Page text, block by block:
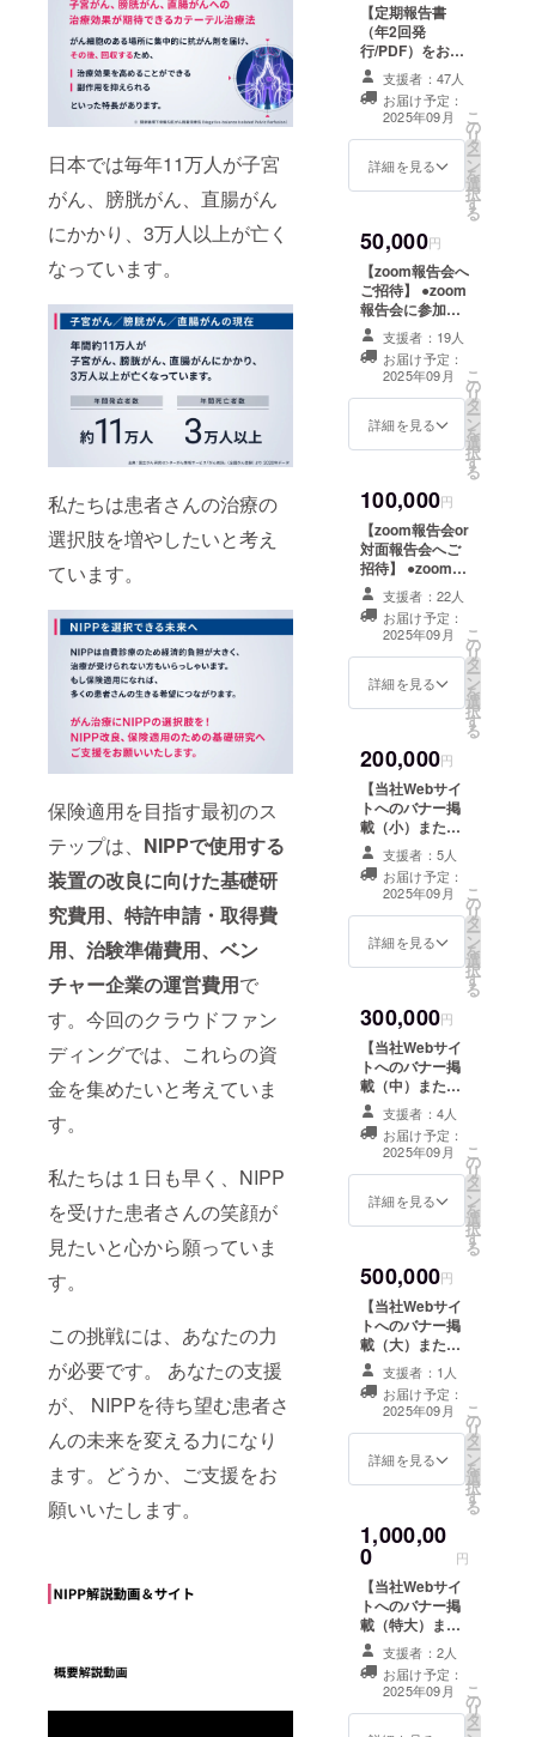
日本では毎年11万人が子宮
がん、膀胱がん、直腸がん
にかかり、3万人以上が亡く
なっています。
私たちは患者さんの治療の
選択肢を増やしたいと考え
ています。
保険適用を目指す最初のス
テップは、 NIPPで使用する
装置の改良に向けた基礎研
究費用、特許申請・取得費
用、治験準備費用、ベン
チャー企業の運営費用で
す。今回のクラウドファン
ディングでは、これらの資
金を集めたいと考えていま
す。
私たちは１日も早く、NIPP
を受けた患者さんの笑顔が
見たいと心から願っていま
す。
この挑戦には、あなたの力
が必要です。 あなたの支援
が、 NIPPを待ち望む患者さ
んの未来を変える力になり
ます。どうか、ご支援をお
願いいたします。
【定期報告書
（年2回発
行/PDF）をお送
りします】 ●定
期報告書（年2回
発行/PDF）をお
送りいたしま
す。 ・初回は
2025年12月、2
回目は2026年６
お送りします。
●感謝状（PDF）
をお送りしま
す。 ●定期報告
非公開ページへ
の登録をさせて
いただきます。
支援者：47人
お届け予定：
2025年09月
詳細を見る
こ
の
リ
タ
ー
ン
を
選
択
す
る
50,000円
【zoom報告会へ
ご招待】 ●zoom
報告会に参加で
きます。 ・日
時：2025年12月
頃 ・支援者様
との連絡方法：
詳細はメールで
ご連絡いたしま
状（PDF）をお
送りします。 ●
定期報告非公開
ページへの登録
をさせていただ
きます。 ●定期
報告書（年2回発
行/PDF）をお送
りいたします。
・初回は2025
年12月、2回目
は2026年６月予
支援者：19人
お届け予定：
2025年09月
詳細を見る
こ
の
リ
タ
ー
ン
を
選
択
す
る
100,000円
【zoom報告会or
対面報告会へご
招待】 ●zoom報
告会or対面報告
会に参加できま
す。 ・日時：
2025年12月頃
・場所：東京
都内 ・支援者
援者様の交通費
や滞在費は各自
でご負担くださ
い。 ・支援者
様との連絡方
法：詳細はメー
ルでご連絡いた
します。 ●お礼
のメールをお送
りします。 ●感
謝状（郵送）を
お送りします ●
ページへの登録
をさせていただ
きます。 ●定期
報告書（年2回発
行/PDF）をお送
りいたします。
・ 初回は2025
年12月、2回目
は2026年６月予
定です。
支援者：22人
お届け予定：
2025年09月
詳細を見る
こ
の
リ
タ
ー
ン
を
選
択
す
る
200,000円
【当社Webサイ
トへのバナー掲
載（小）または
論文謝辞へお名
前を記載】 ●ご
希望により当社
Webサイトへの
バナー掲載
（小）または論
※ただし掲載でき
ない業種/職種/個
人名がありま
す。 ※備考欄へ
ご希望をご記入
ください ●お礼
のメールをお送
りします。 ●感
謝状（郵送）を
お送りします。
●定期報告非公開
ページへの登録
をさせていただ
報告書（年2回発
行/PDF）をお送
りいたします。
・初回は2025
年12月、2回目
は2026年６月予
定です。 ●zoom
報告会or対面報
告会に参加でき
ます。 ・日
時：2025年12月
頃 ・場所：東
滞在費（対面報
告会の場合）：
支援者様の交通
費や滞在費は各
自でご負担くだ
さい。 ・支援
者様との連絡方
法：詳細はメー
ルでご連絡いた
します。
支援者：5人
お届け予定：
2025年09月
詳細を見る
こ
の
リ
タ
ー
ン
を
選
択
す
る
300,000円
【当社Webサイ
トへのバナー掲
載（中）または
論文謝辞へお名
前を記載】 ●ご
希望により当社
Webサイトへの
バナー掲載
（中）または論
※ただし掲載でき
ない業種/職種/個
人名がありま
す。 ※備考欄へ
ご希望をご記入
ください。 ●お
礼のメールをお
送りします。 ●
感謝状（郵送）
をお送りします
●定期報告非公開
ページへの登録
をさせていただ
報告書（年2回発
行/PDF）をお送
りいたします。
・初回は2025
年12月、2回目
は2026年６月予
定です。 ●zoom
報告会or対面報
告会に参加でき
ます。 ・日
時：2025年12月
支援者：4人
お届け予定：
2025年09月
詳細を見る
こ
の
リ
タ
ー
ン
を
選
択
す
る
500,000円
【当社Webサイ
トへのバナー掲
載（大）または
論文謝辞へお名
前を記載】 ●ご
希望により当社
Webサイトへの
バナー掲載
（大）または論
※ただし掲載でき
ない業種/職種/個
人名がありま
す。 ※備考欄へ
ご希望をご記入
ください。 ●お
礼のメールをお
送りします。 ●
感謝状（郵送）
をお送りしま
す。 ●定期報告
支援者：1人
お届け予定：
2025年09月
詳細を見る
こ
の
リ
タ
ー
ン
を
選
択
す
る
1,000,00
0 円
【当社Webサイ
トへのバナー掲
載（特大）また
は論文謝辞へお
名前を記載】 ●
ご希望により当
社Webサイトへ
のバナー掲載
支援者：2人
お届け予定：
2025年09月
こ
の
リ
タ
ー